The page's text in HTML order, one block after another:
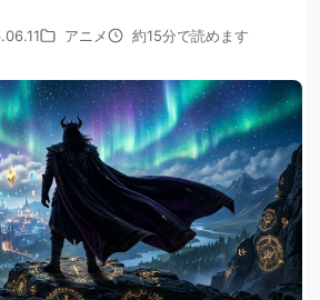
アニメ 約15分で読めます